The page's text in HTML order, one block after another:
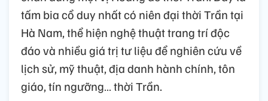
tấm bia cổ duy nhất có niên đại thời Trần tại
Hà Nam, thể hiện nghệ thuật trang trí độc
đáo và nhiều giá trị tư liệu để nghiên cứu về
lịch sử, mỹ thuật, địa danh hành chính, tôn
giáo, tín ngưỡng… thời Trần.